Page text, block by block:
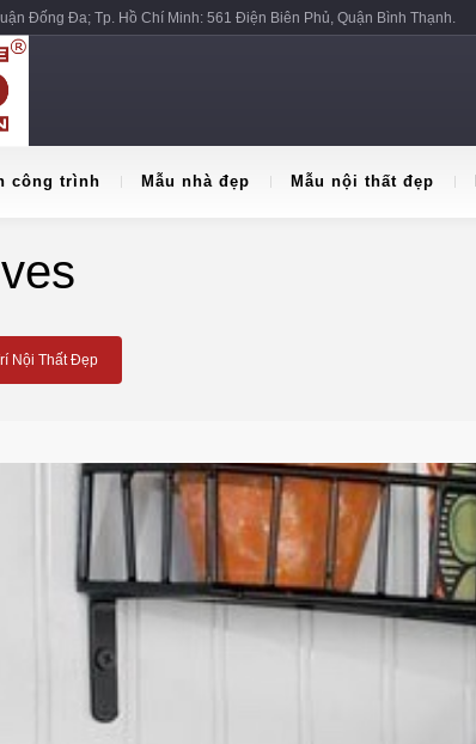
Đống Đa; Tp. Hồ Chí Minh: 561 Điện Biên Phủ, Quận Bình Thạnh.
công trình Mẫu nhà đẹp Mẫu nội thất đẹp
Nội Thất Đẹp